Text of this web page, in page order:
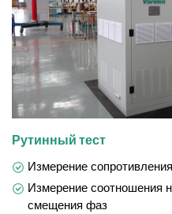
Рутинный тест
Измерение
Измерение соотношения
смещения фаз